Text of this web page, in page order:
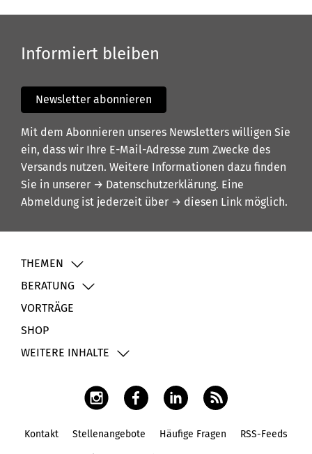
Informiert bleiben
Newsletter abonnieren
Mit dem Abonnieren unseres Newsletters willigen Sie
ein, dass wir Ihre E-Mail-Adresse zum Zwecke des
Versands nutzen. Weitere Informationen dazu finden
Sie in unserer → Datenschutzerklärung. Eine
Abmeldung ist jederzeit über → diesen Link möglich.
THEMEN
BERATUNG
VORTRÄGE
SHOP
WEITERE INHALTE
Kontakt Stellenangebote Häufige Fragen RSS-Feeds